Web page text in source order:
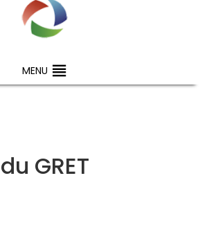
MENU
du GRET